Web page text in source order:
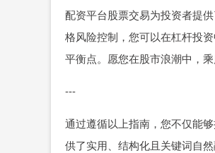
配资平台股票交易为投资者提
格风险控制，您可以在杠杆投
平衡点。愿您在股市浪潮中，
---
通过遵循以上指南，您不仅能
供了实用、结构化且关键词自